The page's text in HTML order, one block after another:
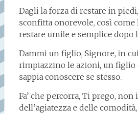
Dagli la forza di restare in
sconfitta onorevole, così come
restare umile e semplice dopo
Dammi un figlio, Signore, in
rimpiazzino le azioni, un figlio
sappia conoscere se stesso.
Fa’ che percorra, Ti prego, non
dell’agiatezza e delle